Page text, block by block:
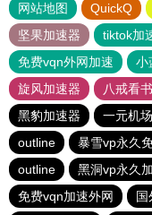
网站地图 QuickQ
坚果加速器
tiktok加
免费vqn外网加速
小
旋风加速器
八戒看书
黑豹加速器
一元机场
outline
暴雪vp永久
outline
黑洞vp永久
免费vqn加速外网
国